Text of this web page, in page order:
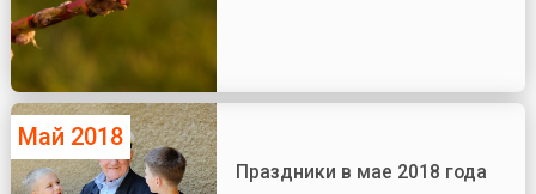
Май 2018
Праздники в мае 2018 года